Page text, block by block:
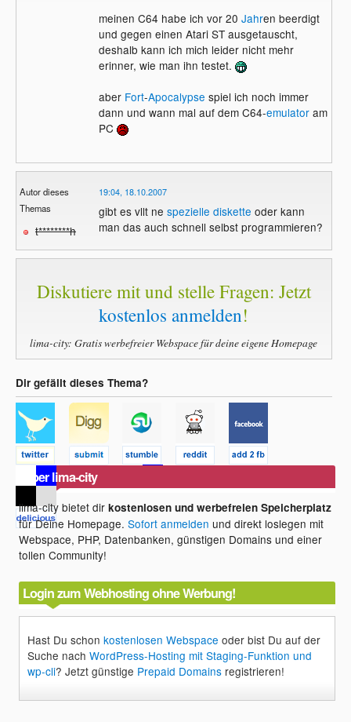
meinen C64 habe ich vor 20 Jahren beerdigt
und gegen einen Atari ST ausgetauscht,
deshalb kann ich mich leider nicht mehr
erinner, wie man ihn testet.
aber Fort-Apocalypse spiel ich noch immer
dann und wann mal auf dem C64-emulatoram
PC
Autor dieses
Themas
t********h
19:04, 18.10.2007
gibt es vllt ne spezielle diskette oder kann
man das auch schnell selbst programmieren?
Diskutiere mit und stelle Fragen: Jetzt
kostenlos anmelden!
lima-city: Gratis werbefreier Webspace für deine eigene Homepage
Dir gefällt dieses Thema?
Über lima-city
lima-city bietet dirkostenlosen und werbefreien Speicherplatz
für Deine Homepage.Sofort anmelden und direkt loslegen mit
Webspace, PHP, Datenbanken, günstigen Domains und einer
tollen Community!
Login zum Webhosting ohne Werbung!
Hast Du schonkostenlosen Webspace oder bist Du auf der
Suche nachWordPress-Hosting mit Staging-Funktion und
wp-cli? Jetzt günstige Prepaid Domains registrieren!